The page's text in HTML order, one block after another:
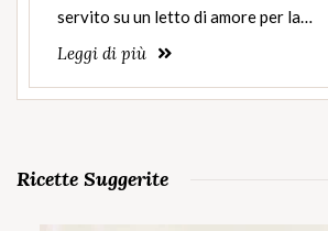
servito su un letto di amore per la…
Leggi di più
Ricette Suggerite